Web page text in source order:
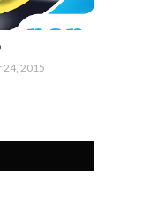
24, 2015